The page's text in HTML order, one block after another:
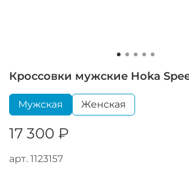
арт. 1123157
Кроссовки мужские Hoka
Мужская Женская
17 300 ₽